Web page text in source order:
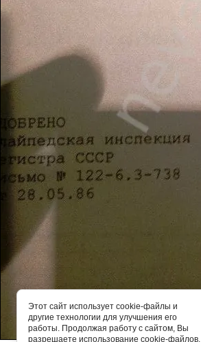
Этот сайт использует cookie-файлы и
другие технологии для улучшения его
работы. Продолжая работу с сайтом, Вы
разрешаете использование cookie-файлов.